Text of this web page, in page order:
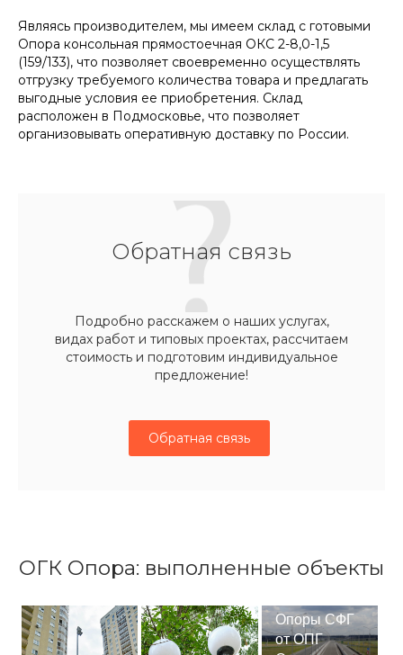
Являясь производителем, мы имеем склад с готовыми
Опора консольная прямостоечная ОКС 2-8,0-1,5
(159/133), что позволяет своевременно осуществлять
отгрузку требуемого количества товара и предлагать
выгодные условия ее приобретения. Склад
расположен в Подмосковье, что позволяет
организовывать оперативную доставку по России.
Обратная связь
Подробно расскажем о наших услугах,
видах работ и типовых проектах, рассчитаем
стоимость и подготовим индивидуальное
предложение!
Обратная связь
ОГК Опора: выполненные объекты
Опоры СФГ
от ОПГ